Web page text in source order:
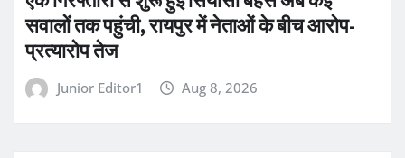
सवालों तक पहुंची, रायपुर में नेताओं के बीच आरोप-
प्रत्यारोप तेज
Junior Editor1 Aug 8, 2026